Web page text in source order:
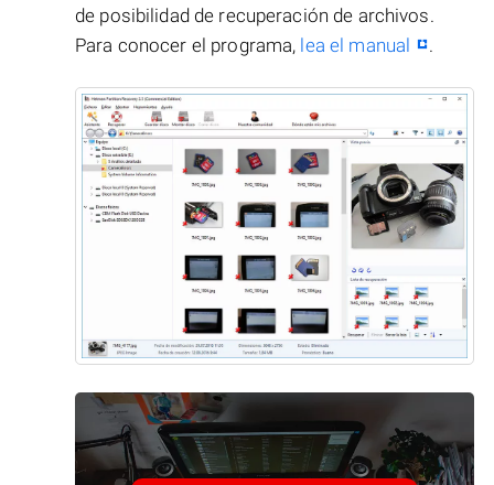
de posibilidad de recuperación de archivos.
Para conocer el programa, lea el manual .